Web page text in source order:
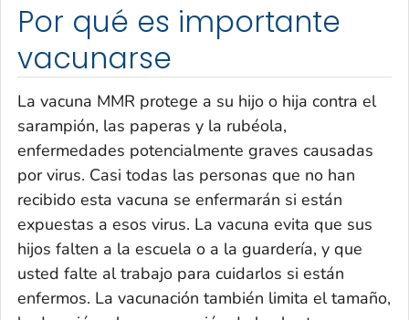
Por qué es importante
vacunarse
La vacuna MMR protege a su hijo o hija contra el
sarampión, las paperas y la rubéola,
enfermedades potencialmente graves causadas
por virus. Casi todas las personas que no han
recibido esta vacuna se enfermarán si están
expuestas a esos virus. La vacuna evita que sus
hijos falten a la escuela o a la guardería, y que
usted falte al trabajo para cuidarlos si están
enfermos. La vacunación también limita el tamaño,